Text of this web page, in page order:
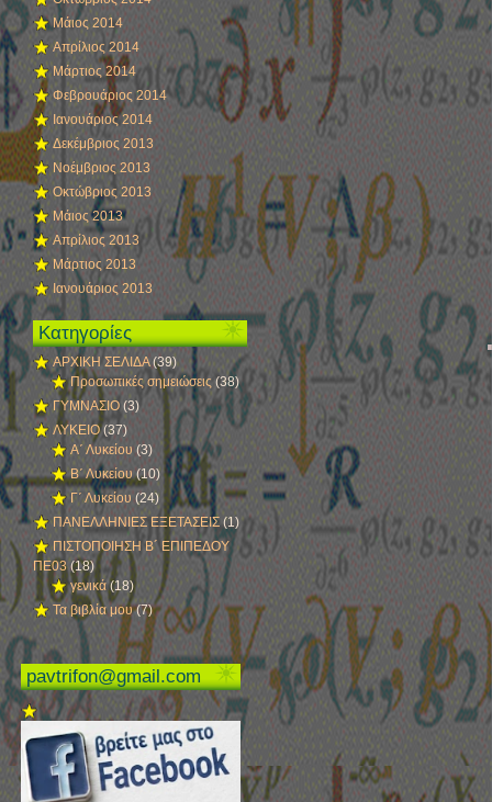
Μάιος 2014
Απρίλιος 2014
Μάρτιος 2014
Φεβρουάριος 2014
Ιανουάριος 2014
Δεκέμβριος 2013
Νοέμβριος 2013
Οκτώβριος 2013
Μάιος 2013
Απρίλιος 2013
Μάρτιος 2013
Ιανουάριος 2013
Κατηγορίες
ΑΡΧΙΚΗ ΣΕΛΙΔΑ(39)
Προσωπικές σημειώσεις (38)
ΓΥΜΝΑΣΙΟ (3)
ΛΥΚΕΙΟ(37)
Α΄ Λυκείου (3)
Β΄ Λυκείου(10)
Γ΄ Λυκείου (24)
ΠΑΝΕΛΛΗΝΙΕΣ ΕΞΕΤΑΣΕΙΣ (1)
ΠΙΣΤΟΠΟΙΗΣΗ Β´ ΕΠΙΠΕΔΟΥ
ΠΕ03(18)
γενικά(18)
Τα βιβλία μου(7)
pavtrifon@gmail.com